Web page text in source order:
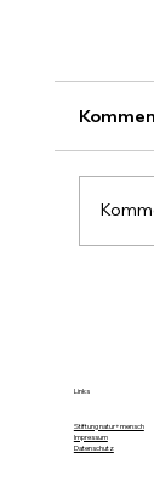
Links
Stiftung natur+mensch
Impressum
Datenschutz